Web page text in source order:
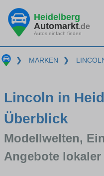
Heidelberg
Automarkt.de
Autos einfach finden
❯ MARKEN ❯
Lincoln in
Überblick
Modellwelten,
Angebote lokaler